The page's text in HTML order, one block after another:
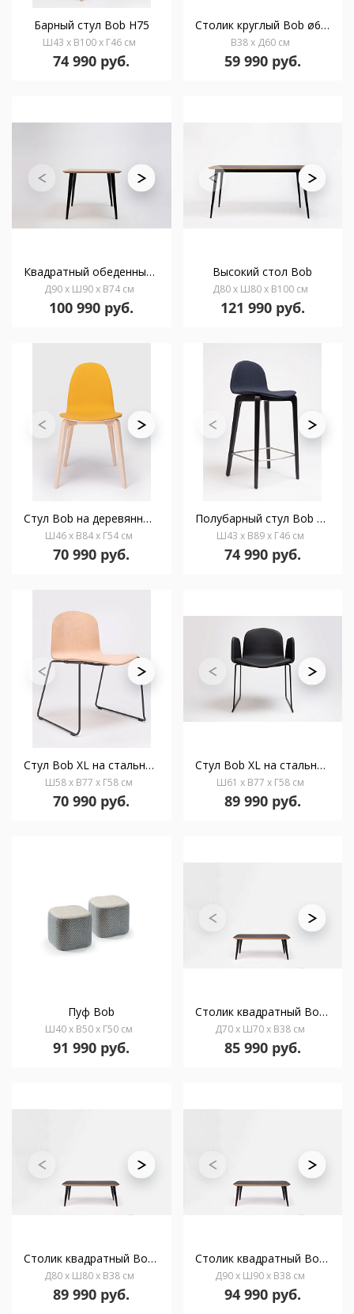
Барный стул Bob H75
Ш43 x В100 x Г46 см
74 990 руб.
Столик круглый Bob ø60х38
В38 x Д60 см
59 990 руб.
Квадратный обеденный стол Bob 90x90
Д90 x Ш90 x В74 см
100 990 руб.
Высокий стол Bob
Д80 x Ш80 x В100 см
121 990 руб.
Стул Bob на деревянных ножках
Ш46 x В84 x Г54 см
70 990 руб.
Полубарный стул Bob H65
Ш43 x В89 x Г46 см
74 990 руб.
Стул Bob XL на стальных ножках
Ш58 x В77 x Г58 см
70 990 руб.
Стул Bob XL на стальных ножках с подлокотниками
Ш61 x В77 x Г58 см
89 990 руб.
Пуф Bob
Ш40 x В50 x Г50 см
91 990 руб.
Столик квадратный Bob 70х70х38
Д70 x Ш70 x В38 см
85 990 руб.
Столик квадратный Bob 80х80х38
Д80 x Ш80 x В38 см
89 990 руб.
Столик квадратный Bob 90x90х38
Д90 x Ш90 x В38 см
94 990 руб.